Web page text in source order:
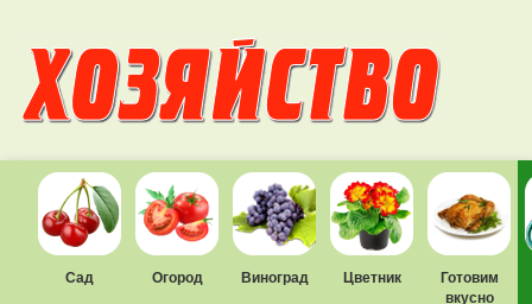
Сад Огород Виноград Цветник
Готовим
вкусно